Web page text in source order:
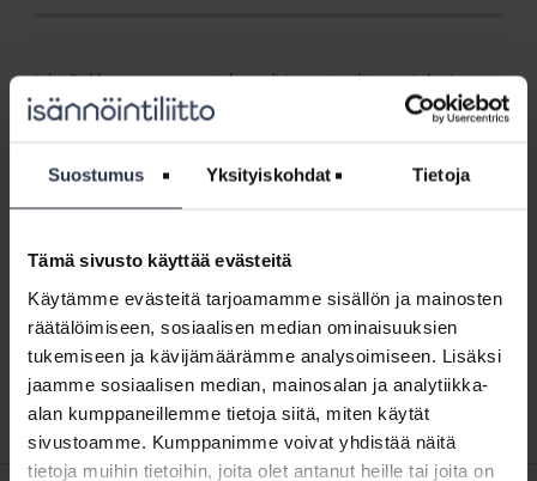
Suostumus Yksityiskohdat Tietoja
Tämä sivusto käyttää evästeitä
Käytämme evästeitä tarjoamamme sisällön ja mainosten
räätälöimiseen, sosiaalisen median ominaisuuksien
tukemiseen ja kävijämäärämme analysoimiseen. Lisäksi
jaamme sosiaalisen median, mainosalan ja analytiikka-
alan kumppaneillemme tietoja siitä, miten käytät
sivustoamme. Kumppanimme voivat yhdistää näitä
tietoja muihin tietoihin, joita olet antanut heille tai joita on
Juha-Pekka Manninen työskenteli Isännöintiliitossa johtajana
huhtikuuhun 2019.
Johda
niin
ihmisiä
Johda prosesseja, niin johdat ihmisiä
15.8.2018
Isännöintialalla toimii paljon yrityksiä, joissa yhteisten
prosessien ja toimintamallien määrittely on kesken tai
tekemättä. Toisin sanoen yrityksen työntekijät saattavat
tehdä samaa työtä eri tavoin ja...